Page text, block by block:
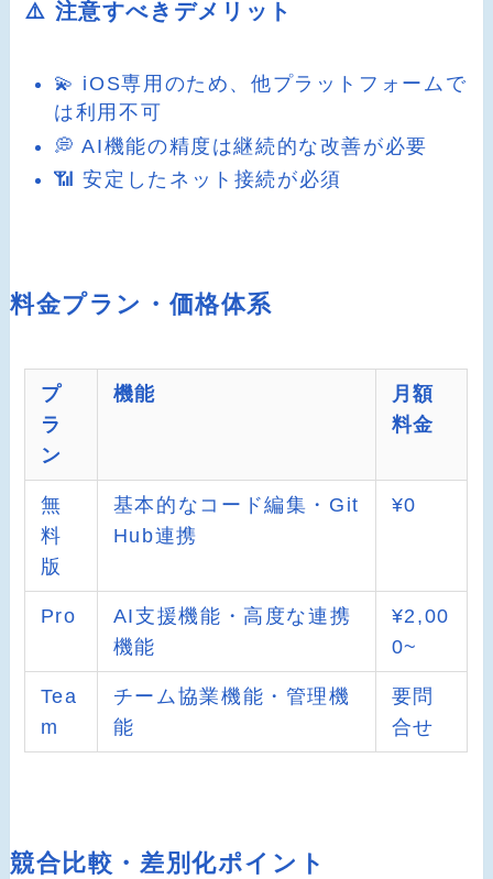
⚠️ 注意すべきデメリット
💫 iOS専用のため、他プラットフォームで
は利用不可
💭 AI機能の精度は継続的な改善が必要
📶 安定したネット接続が必須
料金プラン・価格体系
プ
ラ
ン
機能
月額
料金
無
料
版
基本的なコード編集・Git
Hub連携
¥0
Pro
AI支援機能・高度な連携
機能
¥2,00
0~
Tea
m
チーム協業機能・管理機
能
要問
合せ
競合比較・差別化ポイント